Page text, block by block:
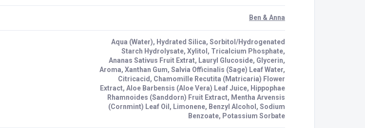
Ben & Anna
Aqua (Water), Hydrated Silica, Sorbitol/Hydrogenated
Starch Hydrolysate, Xylitol, Tricalcium Phosphate,
Ananas Sativus Fruit Extrat, Lauryl Glucoside, Glycerin,
Aroma, Xanthan Gum, Salvia Officinalis (Sage) Leaf Water,
Citricacid, Chamomille Recutita (Matricaria) Flower
Extract, Aloe Barbensis (Aloe Vera) Leaf Juice, Hippophae
Rhamnoides (Sanddorn) Fruit Extract, Mentha Arvensis
(Cornmint) Leaf Oil, Limonene, Benzyl Alcohol, Sodium
Benzoate, Potassium Sorbate